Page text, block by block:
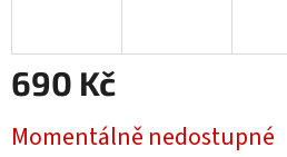
690 Kč
cena:
Momentálně nedostupné